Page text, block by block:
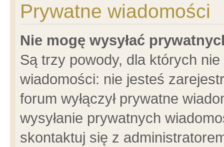
Prywatne wiadomości
Nie mogę wysyłać
Są trzy powody, dla których
wiadomości: nie jesteś
forum wyłączył prywatne
wysyłanie prywatnych
skontaktuj się z